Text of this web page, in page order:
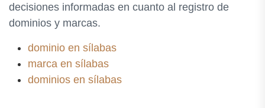
decisiones informadas en cuanto al registro de
dominios y marcas.
dominio en sílabas
marca en sílabas
dominios en sílabas